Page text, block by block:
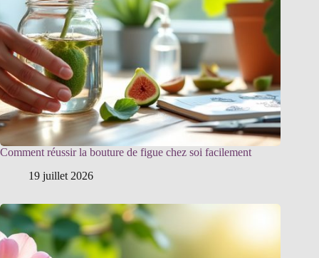
Comment réussir la bouture de figue chez soi facilement
19 juillet 2026